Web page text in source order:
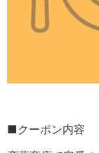
■クーポン内容